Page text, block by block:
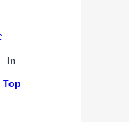
In
Top